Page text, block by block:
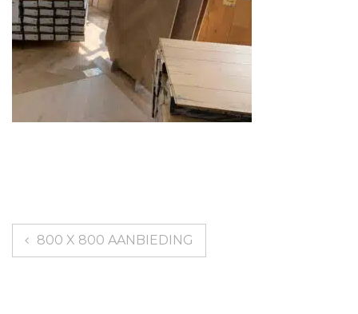
Bericht
navigatie
800 X 800 AANBIEDING